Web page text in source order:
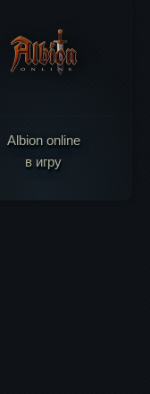
Albion online
в игру